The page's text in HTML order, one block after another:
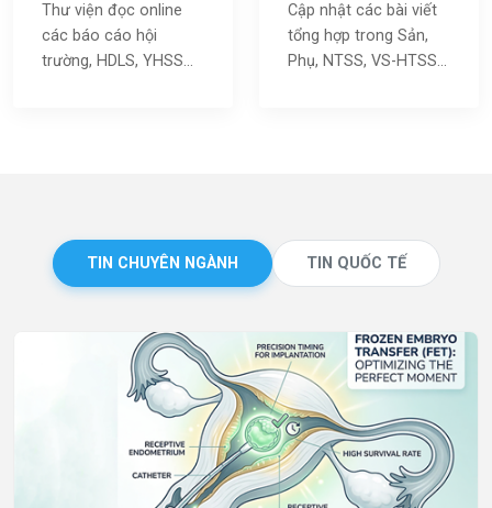
Thư viện đọc online
các báo cáo hội
trường, HDLS, YHSS…
Cập nhật các bài viết
tổng hợp trong Sản,
Phụ, NTSS, VS-HTSS...
TIN CHUYÊN NGÀNH TIN QUỐC TẾ